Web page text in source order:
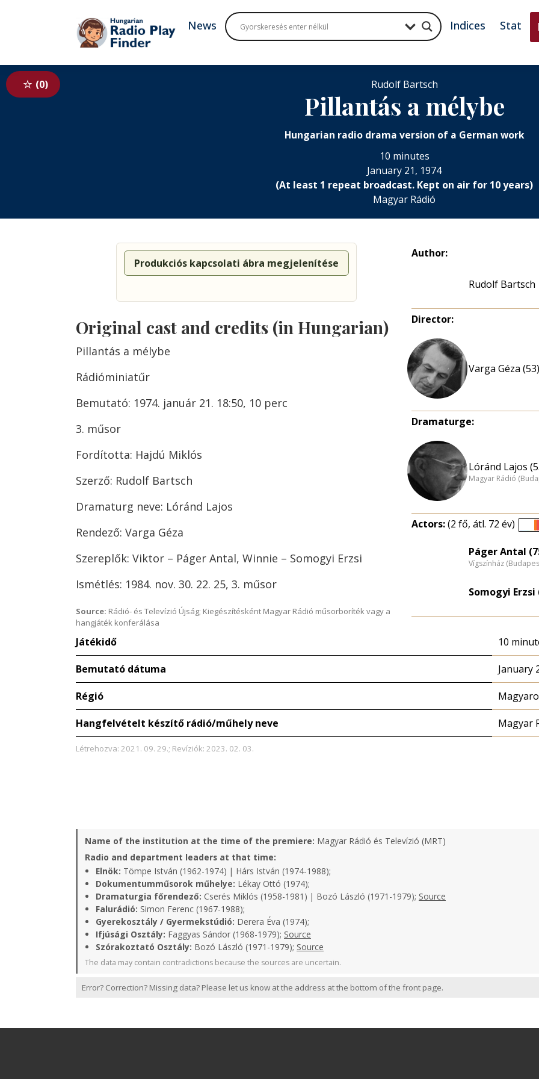
News Indices Stat
0 Rudolf Bartsch
Pillantás a mélybe
Hungarian radio drama version of a German work
10 minutes
January 21, 1974
(At least 1 repeat broadcast. Kept on air for 10 years)
Magyar Rádió
Produkciós kapcsolati ábra megjelenítése
Original cast and credits (in Hungarian)
Pillantás a mélybe
Rádióminiatűr
Bemutató: 1974. január 21. 18:50, 10 perc
3. műsor
Fordította: Hajdú Miklós
Szerző: Rudolf Bartsch
Dramaturg neve: Lóránd Lajos
Rendező: Varga Géza
Szereplők: Viktor – Páger Antal, Winnie – Somogyi Erzsi
Ismétlés: 1984. nov. 30. 22. 25, 3. műsor
Source: Rádió- és Televízió Újság; Kiegészítésként Magyar Rádió műsorboríték vagy a
hangjáték konferálása
Author:
Rudolf Bartsch
Director:
Varga Géza (53)
Dramaturge:
Lóránd Lajos
Magyar Rádió
Actors:(2 fő, átl. 72 év)
Páger Antal
Vígszínház
Somogyi Erzsi
Játékidő 10
Bemutató dátuma January
Régió
Hangfelvételt készítő rádió/műhely neve Magyar
Létrehozva: 2021. 09. 29.; Revíziók: 2023. 02. 03.
Name of the institution at the time of the premiere: Magyar Rádió és Televízió (MRT)
Radio and department leaders at that time:
Elnök: Tömpe István (1962-1974) | Hárs István (1974-1988);
Dokumentumműsorok műhelye: Lékay Ottó (1974);
Dramaturgia főrendező: Cserés Miklós (1958-1981) | Bozó László (1971-1979); Source
Falurádió: Simon Ferenc (1967-1988);
Gyerekosztály / Gyermekstúdió: Derera Éva (1974);
Ifjúsági Osztály: Faggyas Sándor (1968-1979); Source
Szórakoztató Osztály: Bozó László (1971-1979); Source
The data may contain contradictions because the sources are uncertain.
Error? Correction? Missing data? Please let us know at the address at the bottom of the front page.